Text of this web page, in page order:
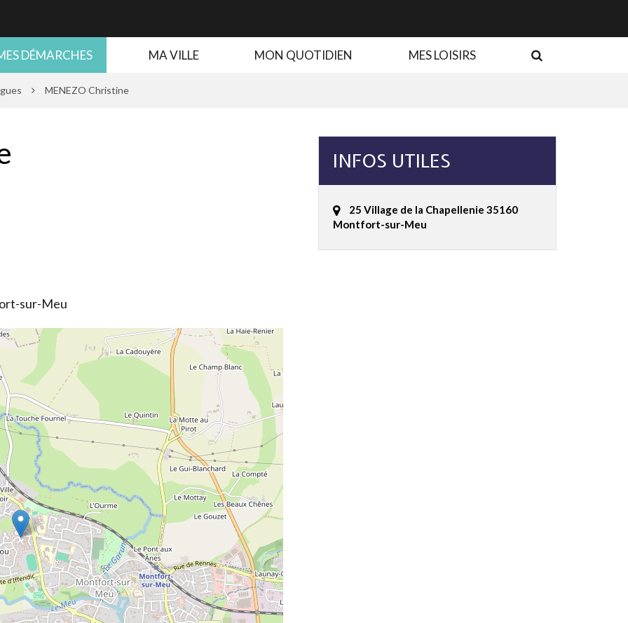
DÉMARCHES MA VILLE MON QUOTIDIEN MES LOISIRS
MENEZO Christine
sur-Meu
INFOS UTILES
25 Village de la Chapellenie 35160
Montfort-sur-Meu